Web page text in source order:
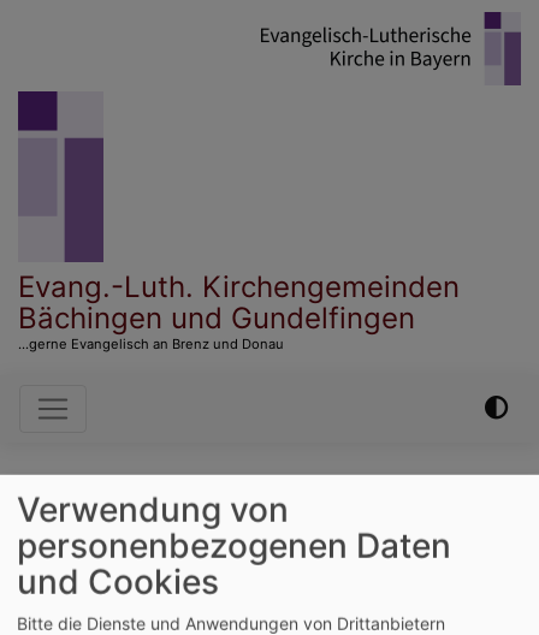
Evang.-Luth. Kirchengemeinden
Bächingen und Gundelfingen
...gerne Evangelisch an Brenz und Donau
Hauptnavigation
Trauung
Verwendung von
personenbezogenen Daten
und Cookies
Bitte die Dienste und Anwendungen von Drittanbietern